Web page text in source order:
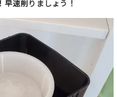
早速削りましょう！